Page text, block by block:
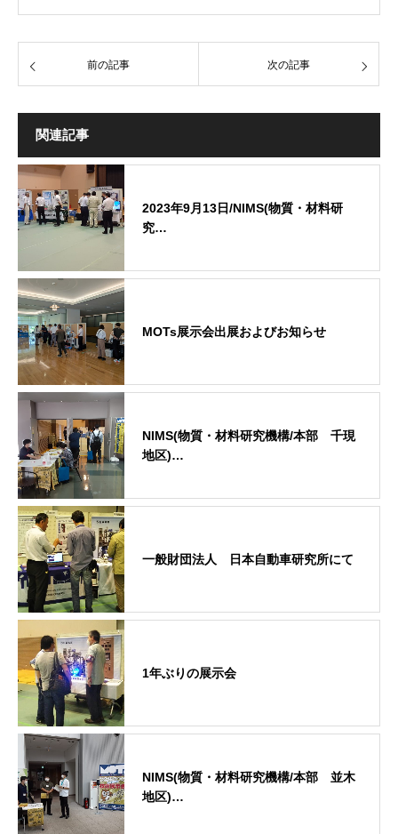
前の記事 次の記事
関連記事
2023年9月13日/NIMS(物質・材料研
究…
MOTs展示会出展およびお知らせ
NIMS(物質・材料研究機構/本部 千現
地区)…
一般財団法人 日本自動車研究所にて
1年ぶりの展示会
NIMS(物質・材料研究機構/本部 並木
地区)…